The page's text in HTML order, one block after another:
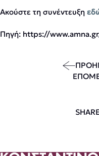
Ακούστε τη συνέντευξη
Πηγή: https://